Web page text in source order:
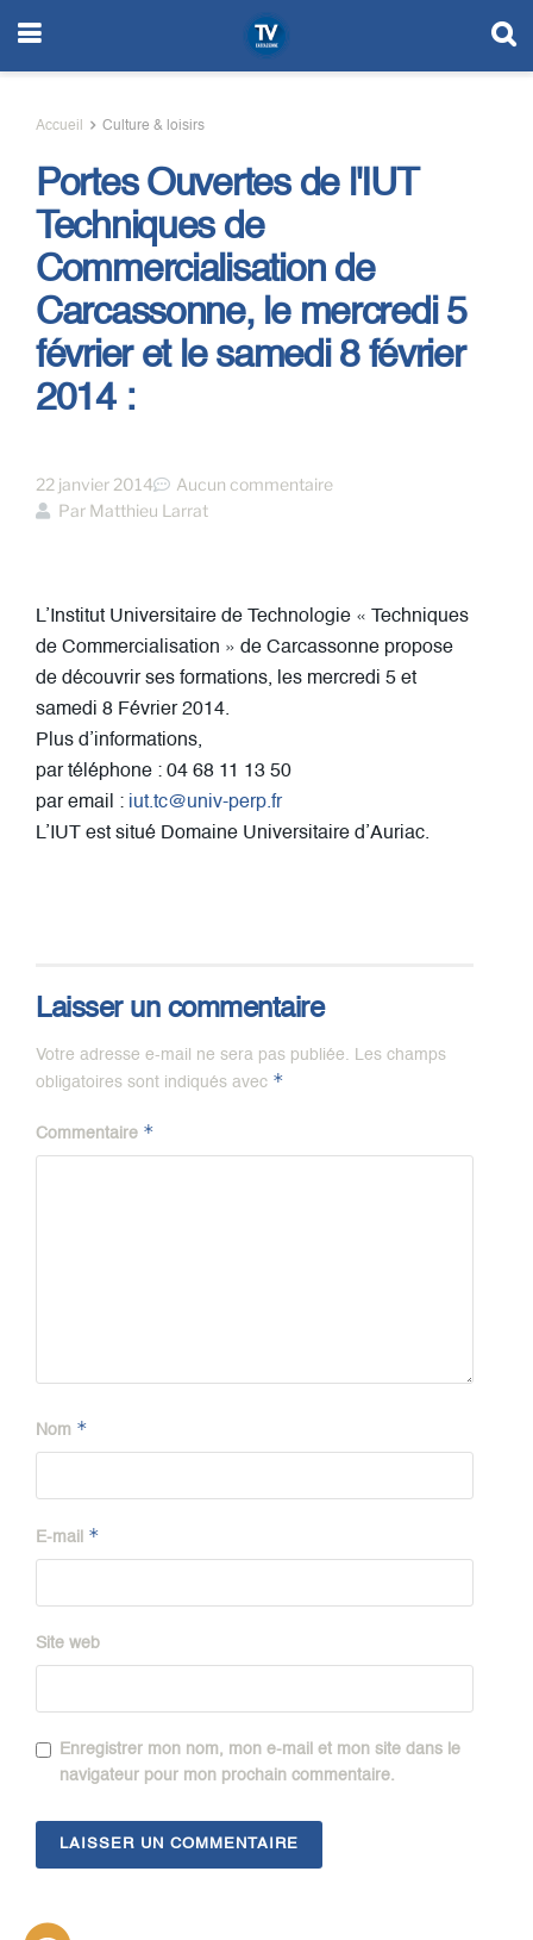
Accueil Culture & loisirs
Portes Ouvertes de l'IUT
Techniques de
Commercialisation de
Carcassonne, le mercredi 5
février et le samedi 8 février
2014 :
22 janvier 2014
Aucun commentaire
Par Matthieu Larrat
L’Institut Universitaire de Technologie « Techniques
de Commercialisation » de Carcassonne propose
de découvrir ses formations, les mercredi 5 et
samedi 8 Février 2014.
Plus d’informations,
par téléphone : 04 68 11 13 50
par email : iut.tc@univ-perp.fr
L’IUT est situé Domaine Universitaire d’Auriac.
Laisser un commentaire
Votre adresse e-mail ne sera pas publiée.
Les champs
obligatoires sont indiqués avec *
Commentaire *
Nom *
E-mail *
Site web
Enregistrer mon nom, mon e-mail et mon site dans le
navigateur pour mon prochain commentaire.